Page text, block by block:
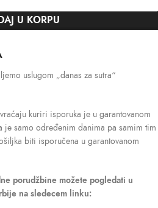
U KORPU
uslugom „danas za sutra“
kuriri isporuka je u garantovanom
je samo određenim danima pa samim tim
biti isporučena u garantovanom
porudžbine možete pogledati u
na sledecem linku: